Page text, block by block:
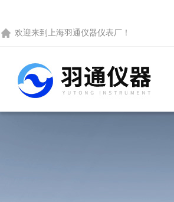
欢迎来到 上海羽通仪器仪表厂 ！